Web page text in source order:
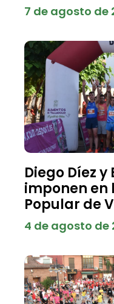
7 de agosto de
Diego Díez
imponen en
Popular de
4 de agosto de